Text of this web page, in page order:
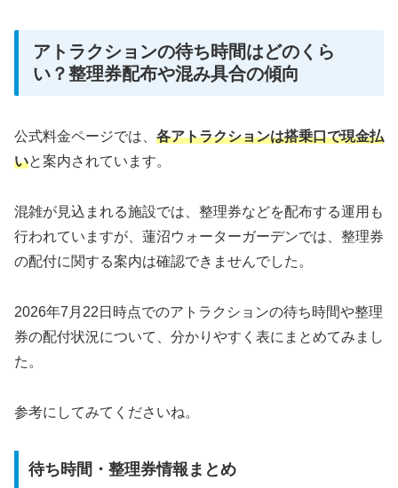
アトラクションの待ち時間はどのくら
い？整理券配布や混み具合の傾向
公式料金ページでは、 各アトラクションは搭乗口で現金払
いと案内されています。
混雑が見込まれる施設では、整理券などを配布する運用も
行われていますが、蓮沼ウォーターガーデンでは、整理券
の配付に関する案内は確認できませんでした。
2026年7月22日時点でのアトラクションの待ち時間や整理
券の配付状況について、分かりやすく表にまとめてみまし
た。
参考にしてみてくださいね。
待ち時間・整理券情報まとめ